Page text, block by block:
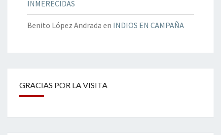
INMERECIDAS
Benito López Andrada en INDIOS EN CAMPAÑA
GRACIAS POR LA VISITA